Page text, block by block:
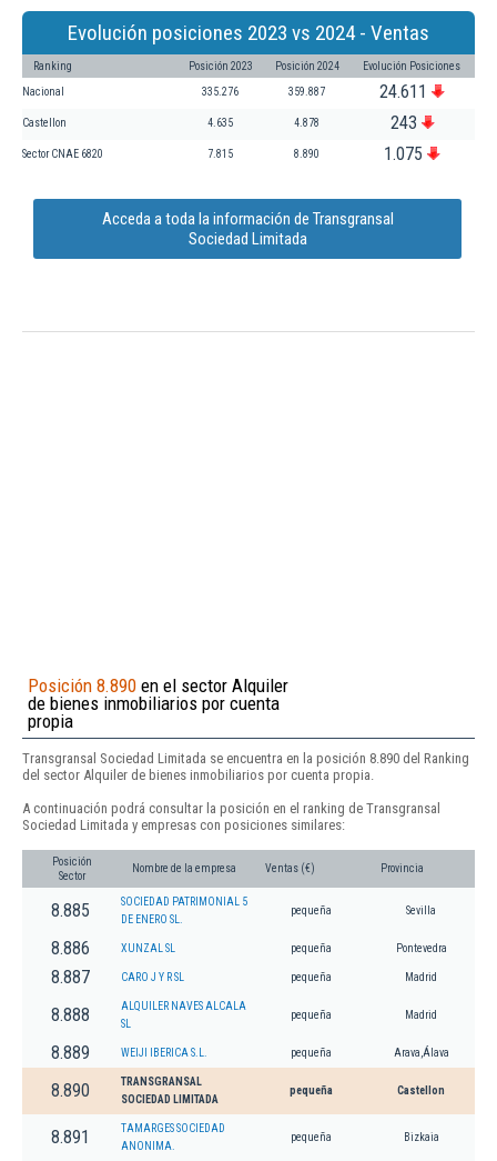
Evolución posiciones 2023 vs 2024 - Ventas
Ranking Posición 2023 Posición 2024 Evolución Posiciones
Nacional 335.276 359.887 24.611
Castellon 4.635 4.878 243
Sector CNAE 6820 7.815 8.890 1.075
Acceda a toda la información de Transgransal
Sociedad Limitada
Posición 8.890 en el sector Alquiler
de bienes inmobiliarios por cuenta
propia
Transgransal Sociedad Limitada se encuentra en la posición 8.890 del Ranking
del sector Alquiler de bienes inmobiliarios por cuenta propia.
A continuación podrá consultar la posición en el ranking de Transgransal
Sociedad Limitada y empresas con posiciones similares:
Posición
Sector
Nombre de la empresa Ventas (€) Provincia
8.885
SOCIEDAD PATRIMONIAL 5
DE ENERO SL.
pequeña Sevilla
8.886 XUNZAL SL pequeña Pontevedra
8.887 CARO J Y R SL pequeña Madrid
8.888
ALQUILER NAVES ALCALA
SL
pequeña Madrid
8.889 WEIJI IBERICA S.L. pequeña Arava,Álava
8.890
TRANSGRANSAL
SOCIEDAD LIMITADA
pequeña Castellon
8.891
TAMARGES SOCIEDAD
ANONIMA.
pequeña Bizkaia